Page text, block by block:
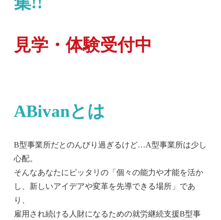
見学・体験受付中
ABivanとは
B型事業所だとのんびり過ぎるけど…A型事業所は少し
心配。
そんなあなたにピッタリの「個々の能力や才能を活か
し、新しいアイデアや変革を先導できる場所」であ
り、
雇用され続ける人財になるための就労継続支援B型事